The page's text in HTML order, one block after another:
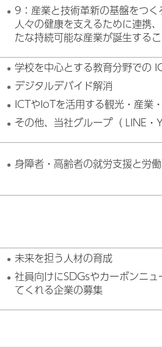
9：産業と技術革新の基盤をつ
人々の健康を支えるために連携
たな持続可能な産業が誕生するこ
学校を中心とする教育分野での
デジタルデバイド解消
ICTやIoTを活用する観光・産業
その他、当社グループ（ LINE
身障者・高齢者の就労支援と労
未来を担う人材の育成
社員向けにSDGsやカーボンニ
てくれる企業の募集